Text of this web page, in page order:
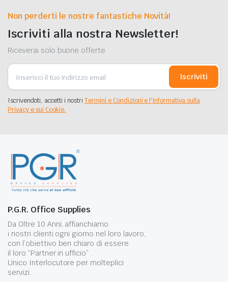
Non perderti le nostre fantastiche Novità!
Iscriviti alla nostra Newsletter!
Riceverai solo buone offerte
Iscriviti
Iscrivendoti, accetti i nostriTermini e Condizioni e l'Informativa sulla
Privacy e sui Cookie.
P.G.R. Office Supplies
Da Oltre 10 Anni, affianchiamo
i nostri clienti ogni giorno nel loro lavoro,
con l’obiettivo ben chiaro di essere
il loro “Partner in ufficio” .
Unico Interlocutore per molteplici
servizi.